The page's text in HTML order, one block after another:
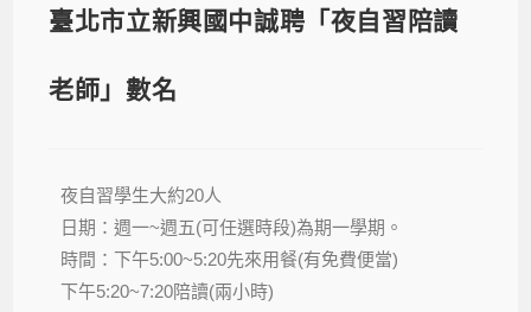
臺北市立新興國中誠聘「夜自習陪讀
老師」數名
夜自習學生大約20人
日期：週一~週五(可任選時段)為期一學期。
時間：下午5:00~5:20先來用餐(有免費便當)
下午5:20~7:20陪讀(兩小時)